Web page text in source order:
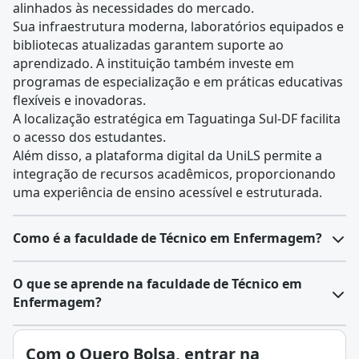
alinhados às necessidades do mercado.
Sua infraestrutura moderna, laboratórios equipados e
bibliotecas atualizadas garantem suporte ao
aprendizado. A instituição também investe em
programas de especialização e em práticas educativas
flexíveis e inovadoras.
A localização estratégica em Taguatinga Sul-DF facilita
o acesso dos estudantes.
Além disso, a plataforma digital da UniLS permite a
integração de recursos acadêmicos, proporcionando
uma experiência de ensino acessível e estruturada.
Como é a faculdade de Técnico em Enfermagem?
O aluno doCurso Técnico em Enfermagemdesenvolve
conhecimentos e habilidades essenciais para atuar no
procedimentos clínicos e na administração de
O que se aprende na faculdade de Técnico em
Enfermagem?
Em resumo:
Com o Quero Bolsa, entrar na